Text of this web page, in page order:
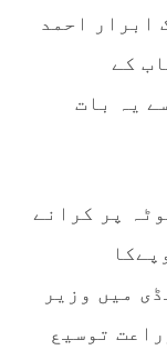
ابرار احمد
کے
یہ بات
پر کرانے
میں وزیر
توسیع